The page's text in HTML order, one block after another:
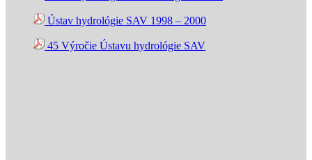
Ústav hydrológie SAV 1998 – 2000
45 Výročie Ústavu hydrológie SAV